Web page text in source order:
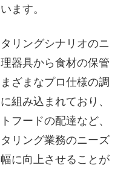
ます。
リングシナリオのニ
器具から食材の保管
ざまなプロ仕様の調
組み込まれており、
フードの配達など、
リング業務のニーズ
に向上させることが